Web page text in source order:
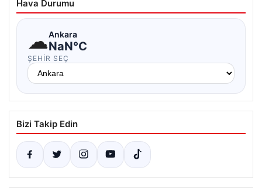
Hava Durumu
☁Ankara
NaN°C
ŞEHIR SEÇ
Bizi Takip Edin